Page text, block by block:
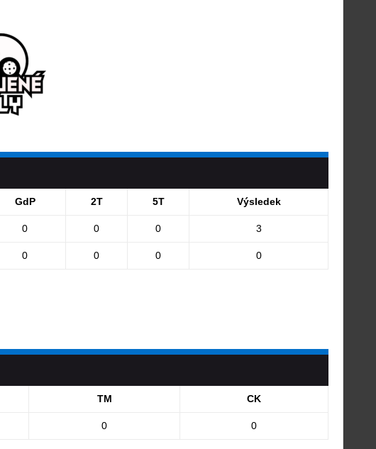
GdP 2T 5T Výsledek
0 0 0 3
0 0 0 0
TM CK
0 0